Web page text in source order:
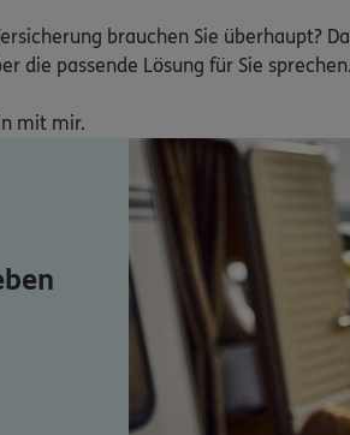
brauchen Sie überhaupt?
die passende Lösung für Sie sprechen.
mit mir.